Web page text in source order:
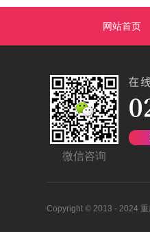
网站首页
微信咨询
Copyright © 2013 - 2024